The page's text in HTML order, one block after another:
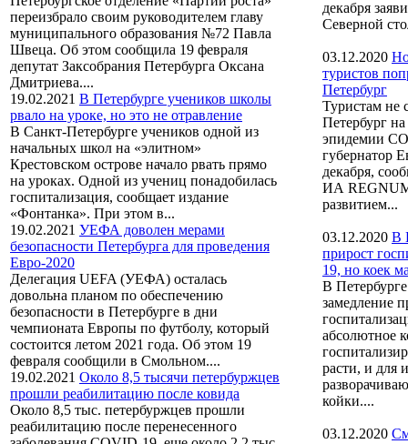
переизбрало своим руководителем главу
муниципального образования №72 Павла
Швеца. Об этом сообщила 19 февраля
депутат Заксобрания Петербурга Оксана
Дмитриева....
19.02.2021 В Петербурге учеников школы
рвало на уроке, но это не отравление
В Санкт-Петербурге учеников одной из
начальных школ на «элитном»
Крестовском острове начало рвать прямо
на уроках. Одной из учениц понадобилась
госпитализация, сообщает издание
«Фонтанка». При этом в...
19.02.2021 УЕФА доволен мерами
безопасности Петербурга для проведения
Евро-2020
Делегация UEFA (УЕФА) осталась
довольна планом по обеспечению
безопасности в Петербурге в дни
чемпионата Европы по футболу, который
состоится летом 2021 года. Об этом 19
февраля сообщили в Смольном....
19.02.2021 Около 8,5 тысячи петербуржцев
прошли реабилитацию после ковида
Около 8,5 тыс. петербуржцев прошли
реабилитацию после перенесенного
декабря
Северной
03.12.2020
туристов
Петербург
Туристам не
Петербург
эпидемии
губернатор
декабря,
ИА
развитием...
03.12.2020 В
прирост
19, но коек
В
замедление
абсолютное
расти, и для
койки....
03.12.2020